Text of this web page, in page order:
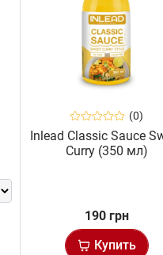
(0)
Inlead Classic Sauce
Curry (350 мл)
190 грн
Купить